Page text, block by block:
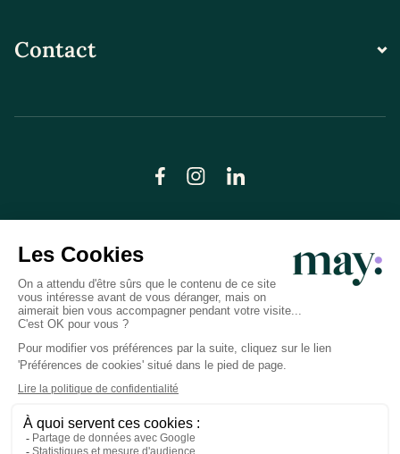
Contact
© LN CARE 2026
Politique de confidentialité
Conditions générales d’utilisation
Plan du site
Crédits photos